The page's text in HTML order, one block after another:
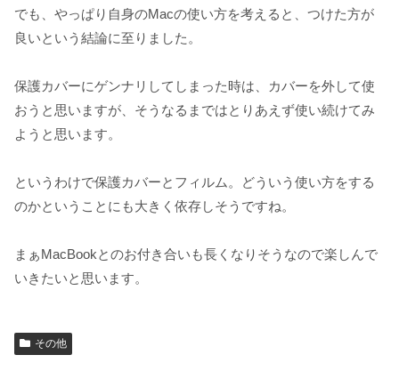
でも、やっぱり自身のMacの使い方を考えると、つけた方が
良いという結論に至りました。
保護カバーにゲンナリしてしまった時は、カバーを外して使
おうと思いますが、そうなるまではとりあえず使い続けてみ
ようと思います。
というわけで保護カバーとフィルム。どういう使い方をする
のかということにも大きく依存しそうですね。
まぁMacBookとのお付き合いも長くなりそうなので楽しんで
いきたいと思います。
その他